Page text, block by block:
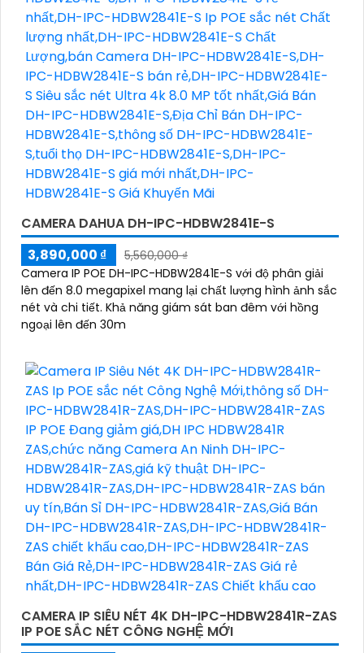
CAMERA DAHUA DH-IPC-HDBW2841E-S
3,890,000 ₫
5,560,000 ₫
Camera IP POE DH-IPC-HDBW2841E-S với độ phân giải
lên đến 8.0 megapixel mang lại chất lượng hình ảnh sắc
nét và chi tiết. Khả năng giám sát ban đêm với hồng
ngoại lên đến 30m
CAMERA IP SIÊU NÉT 4K DH-IPC-HDBW2841R-ZAS
IP POE SẮC NÉT CÔNG NGHỆ MỚI